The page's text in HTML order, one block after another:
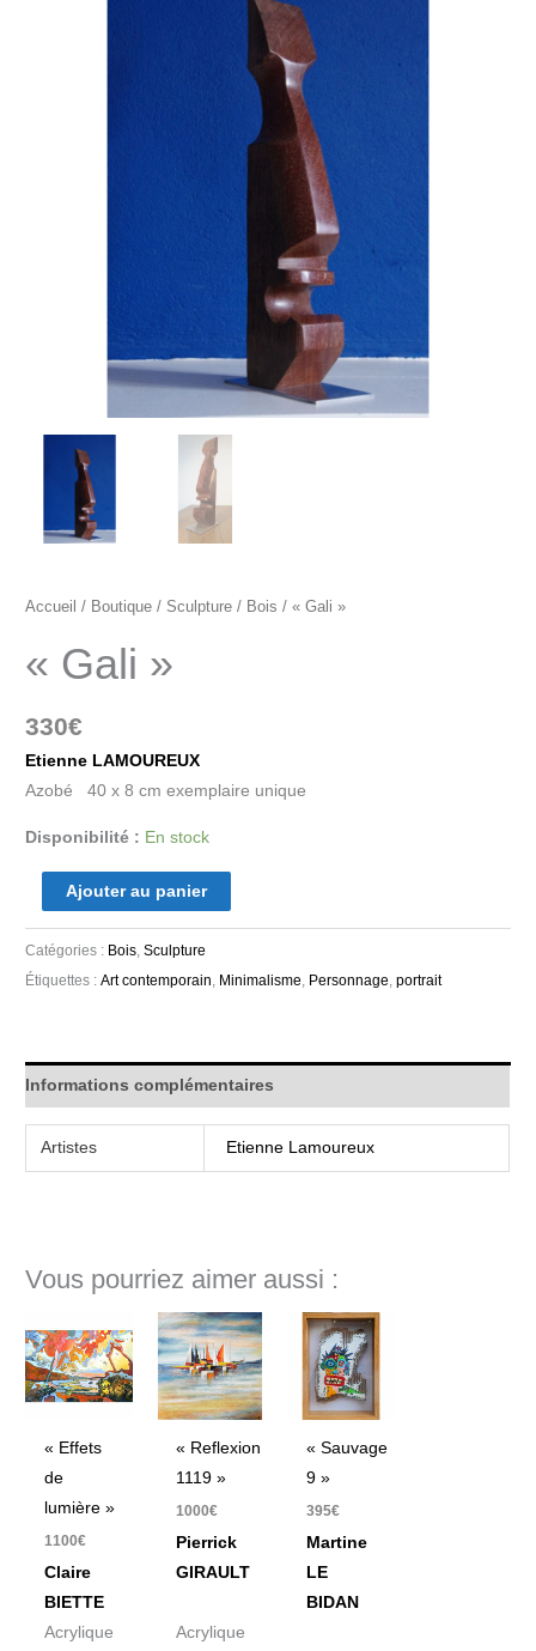
Accueil / Boutique / Sculpture / Bois / « Gali »
« Gali »
330€
Etienne LAMOUREUX
Azobé 40 x 8 cm exemplaire unique
Disponibilité : En stock
Ajouter au panier
Catégories : Bois,Sculpture
Étiquettes :Art contemporain, Minimalisme, Personnage,portrait
Informations complémentaires
Artistes Etienne Lamoureux
Vous pourriez aimer aussi :
« Effets
de
lumière »
1100€
Claire
BIETTE
Acrylique
« Reflexion
1119 »
1000€
Pierrick
GIRAULT
Acrylique
« Sauvage
9 »
395€
Martine
LE
BIDAN